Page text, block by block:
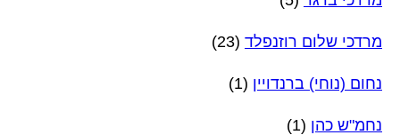
מרדכי שלום רוזנפלד (23)
נחום (נוחי) ברנדויין (1)
נחמ"ש כהן (1)